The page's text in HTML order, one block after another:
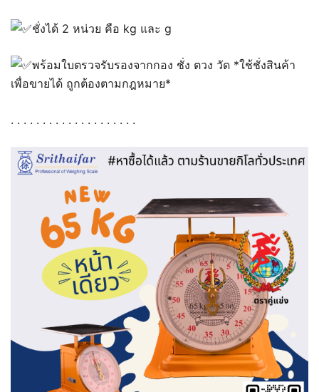
ชั่งได้ 2 หน่วย คือ kg และ g
พร้อมใบตรวจรับรองจากกอง ชั่ง ตวง วัด *ใช้ชั่งสินค้า
เพื่อขายได้ ถูกต้องตามกฎหมาย*
. . . . . . . . . . . . . . . . . . . .